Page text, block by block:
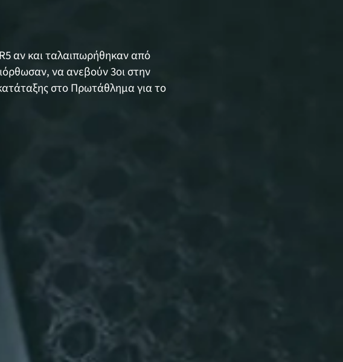
αν και ταλαιπωρήθηκαν από
να ανεβούν 3οι στην
στο Πρωτάθλημα για το